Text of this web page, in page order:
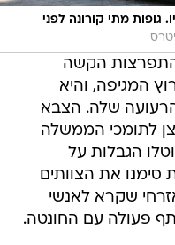
מתי קורונה לפני
הקשה
המגיפה, והיא
שלה. הצבא
לתומכי הממשלה
הגבלות על
סימנו את הצוותים
שקרא לאנשי
פעולה עם החונטה.